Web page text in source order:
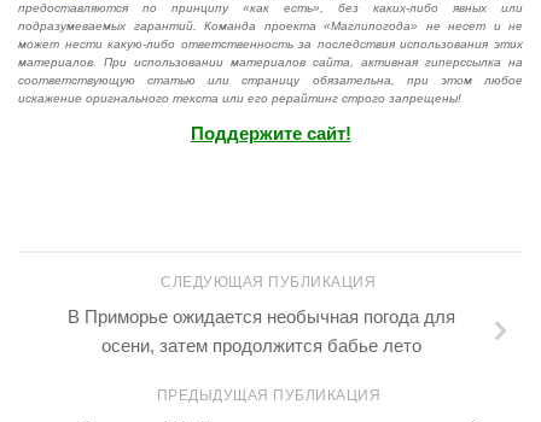
предоставляются по принципу «как есть», без каких-либо явных или
подразумеваемых гарантий. Команда проекта «Маглипогода» не несет и не
может нести какую-либо ответственность за последствия использования этих
материалов. При использовании материалов сайта, активная гиперссылка на
соответствующую статью или страницу обязательна, при этом любое
искажение оригнального текста или его рерайтинг строго запрещены!
Поддержите сайт!
СЛЕДУЮЩАЯ ПУБЛИКАЦИЯ
В Приморье ожидается необычная погода для
осени, затем продолжится бабье лето
ПРЕДЫДУЩАЯ ПУБЛИКАЦИЯ